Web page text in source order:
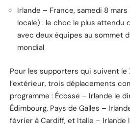
Irlande – France, samedi 8 mars
locale) : le choc le plus attendu
avec deux équipes au sommet
mondial
Pour les supporters qui suivent le
l’extérieur, trois déplacements
programme : Écosse – Irlande le
Édimbourg, Pays de Galles –
février à Cardiff, et Italie – Irlande